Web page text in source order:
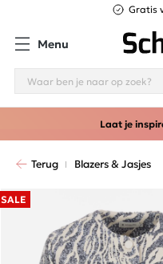
Gratis
Menu
Laat je
Terug Blazers & Jasjes
SALE